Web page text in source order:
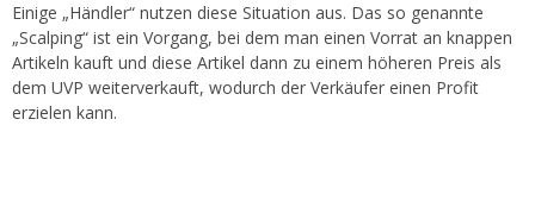
Einige „Händler“ nutzen diese Situation aus. Das so genannte
„Scalping“ ist ein Vorgang, bei dem man einen Vorrat an knappen
Artikeln kauft und diese Artikel dann zu einem höheren Preis als
dem UVP weiterverkauft, wodurch der Verkäufer einen Profit
erzielen kann.